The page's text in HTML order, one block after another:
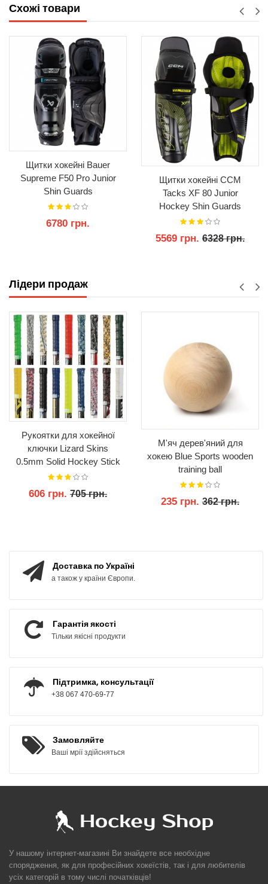
Схожі товари
Щитки хокейні Bauer
Supreme F50 Pro Junior
Shin Guards
6780 грн.
Щитки хокейні CCM
Tacks XF 80 Junior
Hockey Shin Guards
5569 грн. 6328 грн.
Лідери продаж
Рукоятки для хокейної
ключки Lizard Skins
0.5mm Solid Hockey Stick
Grip Tape-99см.
606 грн. 705 грн.
М'яч дерев'яний для
хокею Blue Sports wooden
training ball
235 грн. 362 грн.
Доставка по Україні
а також у країни Європи.
Гарантія якості
Тільки якісні продукти
Підтримка, консультації
+38 067 470-69-77
Замовляйте
Ваші мрії здійсняться
У нашому інтернет-магазині Ви знайдете все необхідне
спорядження, як для професійних хокеїстів, так і для любителів
усіх категорій в тому числі початківців!